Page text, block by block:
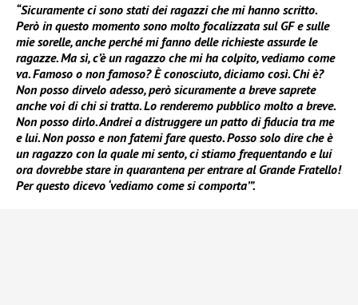
“Sicuramente ci sono stati dei ragazzi che mi hanno scritto.
Però in questo momento sono molto focalizzata sul GF e sulle
mie sorelle, anche perché mi fanno delle richieste assurde le
ragazze. Ma sì, c’è un ragazzo che mi ha colpito, vediamo come
va. Famoso o non famoso? È conosciuto, diciamo così. Chi è?
Non posso dirvelo adesso, però sicuramente a breve saprete
anche voi di chi si tratta. Lo renderemo pubblico molto a breve.
Non posso dirlo. Andrei a distruggere un patto di fiducia tra me
e lui. Non posso e non fatemi fare questo. Posso solo dire che è
un ragazzo con la quale mi sento, ci stiamo frequentando e lui
ora dovrebbe stare in quarantena per entrare al Grande Fratello!
Per questo dicevo ‘vediamo come si comporta’”.